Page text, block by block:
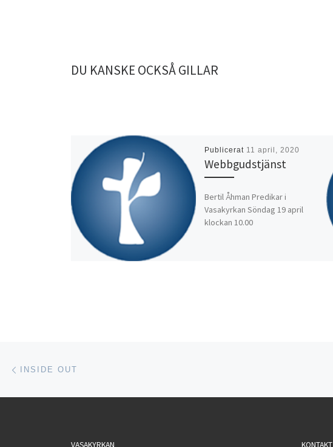
DU KANSKE OCKSÅ GILLAR
Publicerat 11 april, 2020
Webbgudstjänst
Bertil Åhman Predikar i
Vasakyrkan Söndag 19 april
klockan 10.00
Inläggsnavigering
INSIDE OUT
VASAKYRKAN KONTAKT